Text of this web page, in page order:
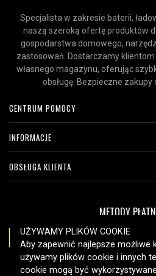
Specjalista w zakresie baterii,
naszą szeroką ofertę produktów
gospodarstwa domowego,
zastosowań. Dostarczamy klientom
własnego magazynu, oferując
obsługę. Bezpieczne zakupy
CENTRUM POMOCY
INFORMACJE
OBSŁUGA KLIENTA
METODY
OPCJE
UŻYWAMY PLIKÓW COOKIE
Aby zapewnić najlepsze możliwe
używamy plików cookie i innych
cookie mogą być